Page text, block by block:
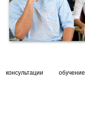
консультации обучение